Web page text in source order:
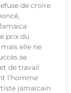
de croire
prix du
elle ne
se
de travail
l’homme
jamaïcain